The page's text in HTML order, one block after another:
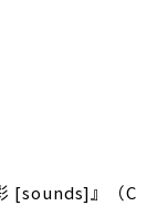
[sounds]』（C